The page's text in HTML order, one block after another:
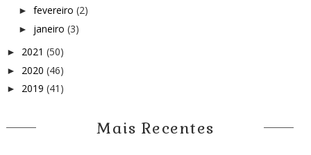
► fevereiro (2)
► janeiro (3)
► 2021 (50)
► 2020 (46)
► 2019 (41)
Mais Recentes